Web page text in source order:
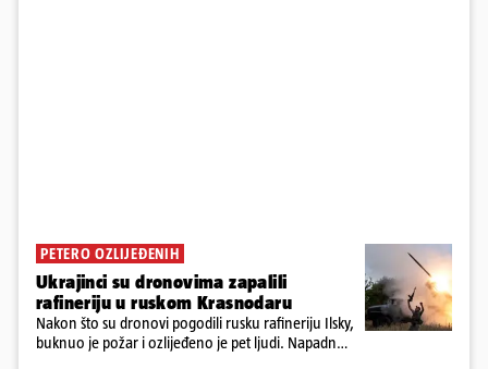
PETERO OZLIJEĐENIH
Ukrajinci su dronovima zapalili
rafineriju u ruskom Krasnodaru
Nakon što su dronovi pogodili rusku rafineriju Ilsky,
buknuo je požar i ozlijeđeno je pet ljudi. Napadnut